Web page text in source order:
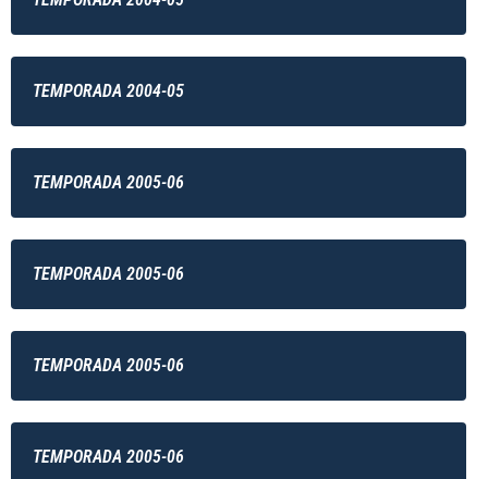
TEMPORADA 2004-05
TEMPORADA 2005-06
TEMPORADA 2005-06
TEMPORADA 2005-06
TEMPORADA 2005-06